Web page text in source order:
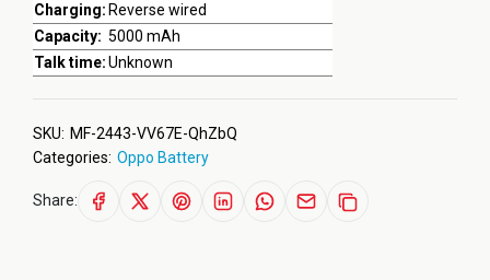
Charging: Reverse wired
Capacity: 5000 mAh
Talk time:Unknown
SKU: MF-2443-VV67E-QhZbQ
Categories: Oppo Battery
Share: